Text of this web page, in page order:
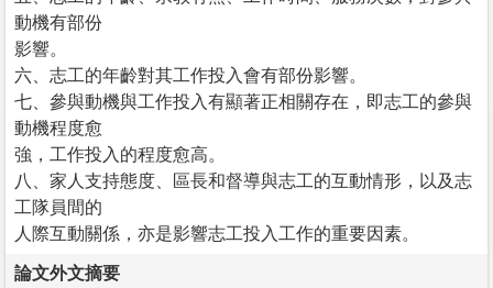
動機有部份
影響。
六、志工的年齡對其工作投入會有部份影響。
七、參與動機與工作投入有顯著正相關存在，即志工的參與
動機程度愈
強，工作投入的程度愈高。
八、家人支持態度、區長和督導與志工的互動情形，以及志
工隊員間的
人際互動關係，亦是影響志工投入工作的重要因素。
論文外文摘要